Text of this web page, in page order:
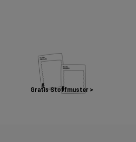
Gratis Stoffmuster >